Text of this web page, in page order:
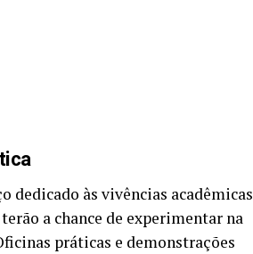
dedicado às vivências acadêmicas
a chance de experimentar na
práticas e demonstrações